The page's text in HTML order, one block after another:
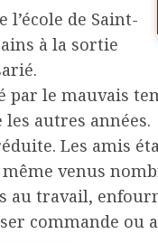
l’école de Saint-
à la sortie
le mauvais
autres années.
Les amis
venus
au travail,
commande ou